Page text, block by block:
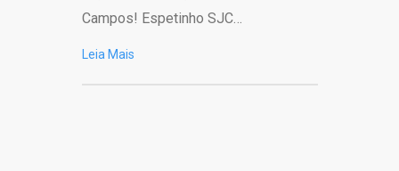
Campos! Espetinho SJC…
Leia Mais